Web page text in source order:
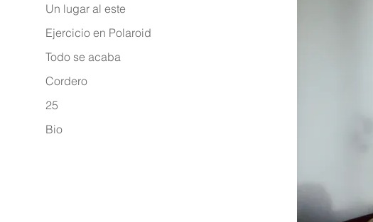
Un lugar al este
Ejercicio en Polaroid
Todo se acaba
Cordero
25
Bio